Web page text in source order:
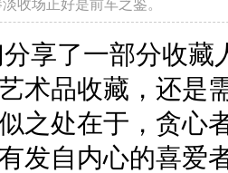
收场正好是前车之鉴。
享了一部分收藏
术品收藏，还是
之处在于，贪心
发自内心的喜爱